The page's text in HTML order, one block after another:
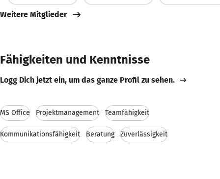
Weitere Mitglieder
Fähigkeiten und Kenntnisse
Logg Dich jetzt ein, um das ganze Profil zu sehen.
MS Office Projektmanagement Teamfähigkeit
Kommunikationsfähigkeit Beratung Zuverlässigkeit